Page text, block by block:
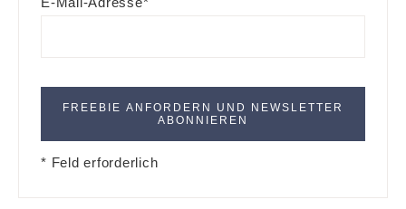
* Feld erforderlich